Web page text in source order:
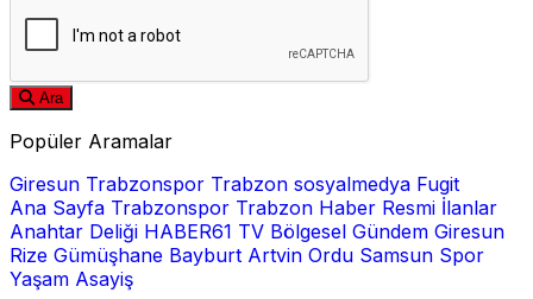
Ara
Popüler Aramalar
Giresun Trabzonspor Trabzon sosyalmedya Fugit
Ana Sayfa Trabzonspor Trabzon Haber Resmi İlanlar
Anahtar Deliği HABER61 TV Bölgesel Gündem Giresun
Rize Gümüşhane Bayburt Artvin Ordu Samsun Spor
Yaşam Asayiş